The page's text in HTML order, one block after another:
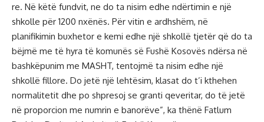
re. Në këtë fundvit, ne do ta nisim edhe ndërtimin e një
shkolle për 1200 nxënës. Për vitin e ardhshëm, në
planifikimin buxhetor e kemi edhe një shkollë tjetër që do ta
bëjmë me të hyra të komunës së Fushë Kosovës ndërsa në
bashkëpunim me MASHT, tentojmë ta nisim edhe një
shkollë fillore. Do jetë një lehtësim, klasat do t’i kthehen
normalitetit dhe po shpresoj se granti qeveritar, do të jetë
në proporcion me numrin e banorëve”, ka thënë Fatlum